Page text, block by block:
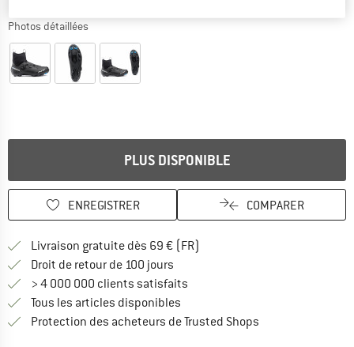
Photos détaillées
PLUS DISPONIBLE
ENREGISTRER COMPARER
Livraison gratuite dès 69 € (FR)
Droit de retour de 100 jours
> 4 000 000 clients satisfaits
Tous les articles disponibles
Protection des acheteurs de Trusted Shops